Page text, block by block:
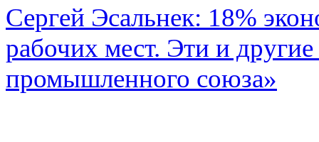
Сергей Эсальнек: 18%
рабочих мест. Эти и
промышленного союза»